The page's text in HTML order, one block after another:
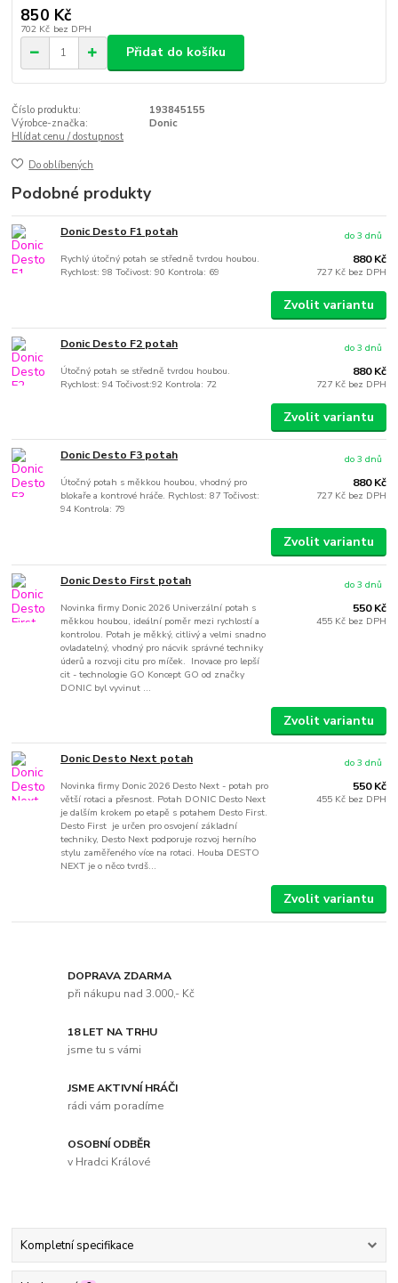
850 Kč
702 Kč bez DPH
Přidat do košíku
Číslo produktu:
193845155
Výrobce-značka:
Donic
Hlídat cenu / dostupnost
Do oblíbených
Podobné produkty
Donic Desto F1 potah
Rychlý útočný potah se středně tvrdou houbou.
Rychlost: 98 Točivost: 90 Kontrola: 69
880 Kč
727 Kč bez DPH
do 3 dnů
Zvolit variantu
Donic Desto F2 potah
Útočný potah se středně tvrdou houbou.
Rychlost: 94 Točivost:92 Kontrola: 72
880 Kč
727 Kč bez DPH
do 3 dnů
Zvolit variantu
Donic Desto F3 potah
Útočný potah s měkkou houbou, vhodný pro
blokaře a kontrové hráče. Rychlost: 87 Točivost:
94 Kontrola: 79
880 Kč
727 Kč bez DPH
do 3 dnů
Zvolit variantu
Donic Desto First potah
Novinka firmy Donic 2026 Univerzální potah s
měkkou houbou, ideální poměr mezi rychlostí a
kontrolou. Potah je měkký, citlivý a velmi snadno
ovladatelný, vhodný pro nácvik správné techniky
úderů a rozvoji citu pro míček. Inovace pro lepší
cit - technologie GO Koncept GO od značky
DONIC byl vyvinut ...
550 Kč
455 Kč bez DPH
do 3 dnů
Zvolit variantu
Donic Desto Next potah
Novinka firmy Donic 2026 Desto Next - potah pro
větší rotaci a přesnost. Potah DONIC Desto Next
je dalším krokem po etapě s potahem Desto First.
Desto First je určen pro osvojení základní
techniky, Desto Next podporuje rozvoj herního
stylu zaměřeného více na rotaci. Houba DESTO
NEXT je o něco tvrdš...
550 Kč
455 Kč bez DPH
do 3 dnů
Zvolit variantu
DOPRAVA ZDARMA
při nákupu nad 3.000,- Kč
18 LET NA TRHU
jsme tu s vámi
JSME AKTIVNÍ HRÁČI
rádi vám poradíme
OSOBNÍ ODBĚR
v Hradci Králové
Kompletní specifikace